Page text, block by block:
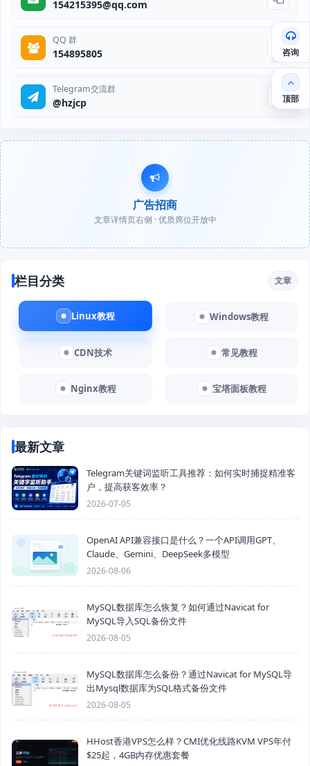
154215395@qq.com
QQ 群
154895805
Telegram交流群
@hzjcp
广告招商
文章详情页右侧 · 优质席位开放中
栏目分类 文章
Linux教程 Windows教程
CDN技术 常见教程
Nginx教程 宝塔面板教程
最新文章
Telegram关键词监听工具推荐：如何实时捕捉精准客
户，提高获客效率？
2026-07-05
OpenAI API兼容接口是什么？一个API调用GPT、
Claude、Gemini、DeepSeek多模型
2026-08-06
MySQL数据库怎么恢复？如何通过Navicat for
MySQL导入SQL备份文件
2026-08-05
MySQL数据库怎么备份？通过Navicat for MySQL导
出Mysql数据库为SQL格式备份文件
2026-08-05
HHost香港VPS怎么样？CMI优化线路KVM VPS年付
$25起，4GB内存优惠套餐
咨询
顶部